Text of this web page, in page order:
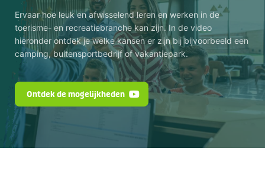
Ervaar hoe leuk en afwisselend leren en werken in de
toerisme- en recreatiebranche kan zijn. In de video
hieronder ontdek je welke kansen er zijn bij bijvoorbeeld een
camping, buitensportbedrijf of vakantiepark.
Ontdek de mogelijkheden